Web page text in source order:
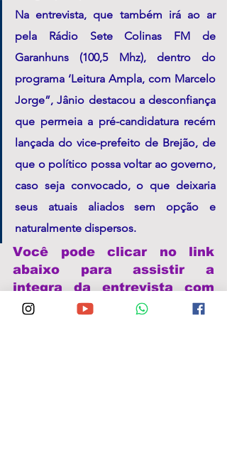
Na entrevista, que também irá ao ar
pela Rádio Sete Colinas FM de
Garanhuns (100,5 Mhz), dentro do
programa ‘Leitura Ampla, com Marcelo
Jorge”, Jânio destacou a desconfiança
que permeia a pré-candidatura recém
lançada do vice-prefeito de Brejão, de
que o político possa voltar ao governo,
caso seja convocado, o que deixaria
seus atuais aliados sem opção e
naturalmente dispersos.
Você pode clicar no link
abaixo para assistir a
integra da entrevista com
Jânio Moraes.: